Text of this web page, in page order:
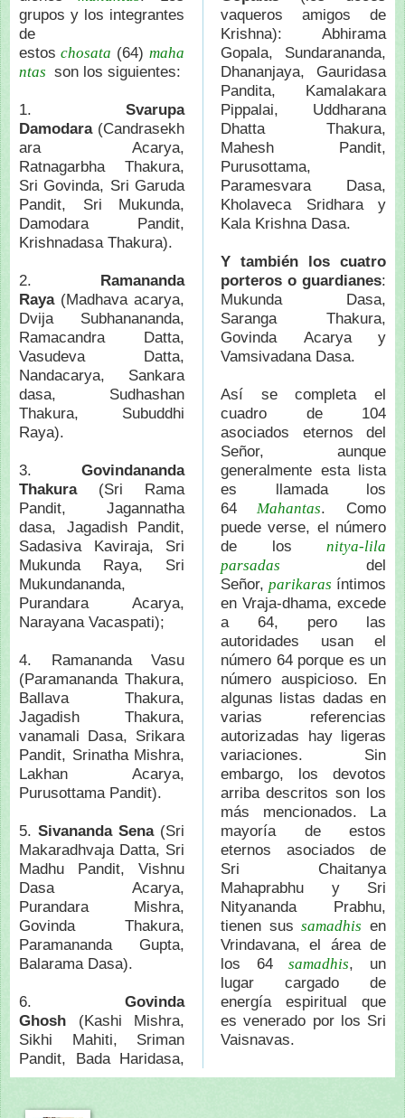
grupos y los integrantes
de
estos chosata (64) maha
ntas son los siguientes:
1. Svarupa
Damodara(Candrasekh
ara Acarya,
Ratnagarbha Thakura,
Sri Govinda, Sri Garuda
Pandit, Sri Mukunda,
Damodara Pandit,
Krishnadasa Thakura).
2. Ramananda
Raya(Madhava acarya,
Dvija Subhanananda,
Ramacandra Datta,
Vasudeva Datta,
Nandacarya, Sankara
dasa, Sudhashan
Thakura, Subuddhi
Raya).
3. Govindananda
Thakura(Sri Rama
Pandit, Jagannatha
dasa, Jagadish Pandit,
Sadasiva Kaviraja, Sri
Mukunda Raya, Sri
Mukundananda,
Purandara Acarya,
Narayana Vacaspati);
4. Ramananda Vasu
(Paramananda Thakura,
Ballava Thakura,
Jagadish Thakura,
vanamali Dasa, Srikara
Pandit, Srinatha Mishra,
Lakhan Acarya,
Purusottama Pandit).
5. Sivananda Sena(Sri
Makaradhvaja Datta, Sri
Madhu Pandit, Vishnu
Dasa Acarya,
Purandara Mishra,
Govinda Thakura,
Paramananda Gupta,
Balarama Dasa).
6. Govinda
Ghosh (Kashi Mishra,
Sikhi Mahiti, Sriman
Pandit, Bada Haridasa,
vaqueros amigos de
Krishna): Abhirama
Gopala, Sundarananda,
Dhananjaya, Gauridasa
Pandita, Kamalakara
Pippalai, Uddharana
Dhatta Thakura,
Mahesh Pandit,
Purusottama,
Paramesvara Dasa,
Kholaveca Sridhara y
Kala Krishna Dasa.
Y también los cuatro
porteros o guardianes:
Mukunda Dasa,
Saranga Thakura,
Govinda Acarya y
Vamsivadana Dasa.
Así se completa el
cuadro de 104
asociados eternos del
Señor, aunque
generalmente esta lista
es llamada los
64 Mahantas. Como
puede verse, el número
de los nitya-lila
parsadas del
Señor, parikaras íntimos
en Vraja-dhama, excede
a 64, pero las
autoridades usan el
número 64 porque es un
número auspicioso. En
algunas listas dadas en
varias referencias
autorizadas hay ligeras
variaciones. Sin
embargo, los devotos
arriba descritos son los
más mencionados. La
mayoría de estos
eternos asociados de
Sri Chaitanya
Mahaprabhu y Sri
Nityananda Prabhu,
tienen sus samadhis en
Vrindavana, el área de
los 64 samadhis, un
lugar cargado de
energía espiritual que
es venerado por los Sri
Vaisnavas.